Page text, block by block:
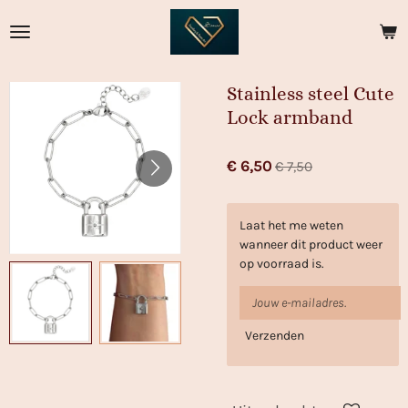
direct
Stainless steel Cute
Lock armband
€ 6,50 € 7,50
Laat het me weten
wanneer dit product weer
op voorraad is.
Verzenden